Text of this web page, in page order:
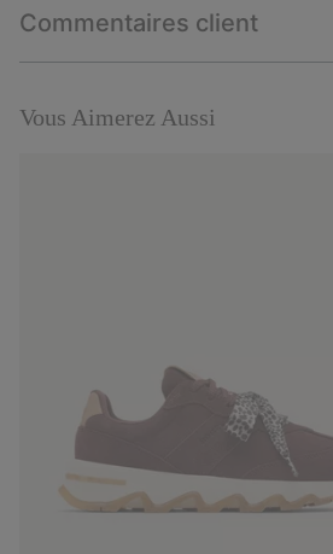
Commentaires client
Vous Aimerez Aussi